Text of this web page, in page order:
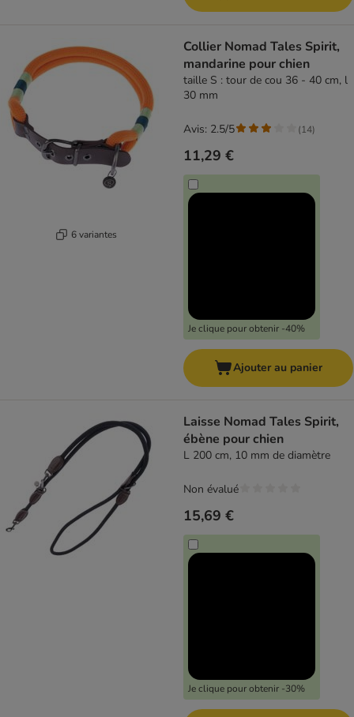
6 variantes
Collier Nomad Tales Spirit,
mandarine pour chien
taille S : tour de cou 36 - 40 cm, l
30 mm
11,29 €
Je clique pour obtenir -40%
Avis: 2.5/5 (14)
Ajouter au panier
Laisse Nomad Tales Spirit,
ébène pour chien
L 200 cm, 10 mm de diamètre
15,69 €
Je clique pour obtenir -30%
Non évalué